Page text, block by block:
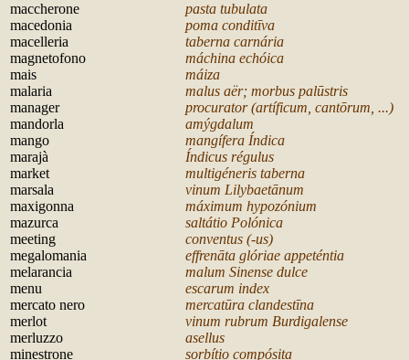
maccherone
pasta tubulata
macedonia
poma conditīva
macelleria
taberna carnária
magnetofono
máchina echóica
mais
máiza
malaria
malus aër; morbus palūstris
manager
procurator (artíficum, cantōrum, ...)
mandorla
amýgdalum
mango
mangífera Índica
marajà
Índicus régulus
market
multigéneris taberna
marsala
vinum Lilybaetānum
maxigonna
máximum hypozónium
mazurca
saltátio Polónica
meeting
conventus (-us)
megalomania
effrenāta glóriae appeténtia
melarancia
malum Sinense dulce
menu
escarum index
mercato nero
mercatūra clandestīna
merlot
vinum rubrum Burdigalense
merluzzo
asellus
minestrone
sorbítio compósita